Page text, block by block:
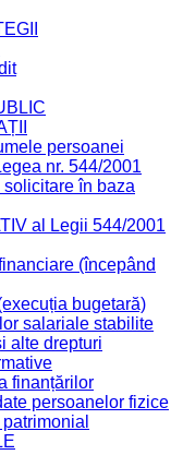
persoanei
nr. 544/2001
în baza
al Legii 544/2001
(începând
bugetară)
salariale stabilite
alte drepturi
finanțărilor
persoanelor fizice